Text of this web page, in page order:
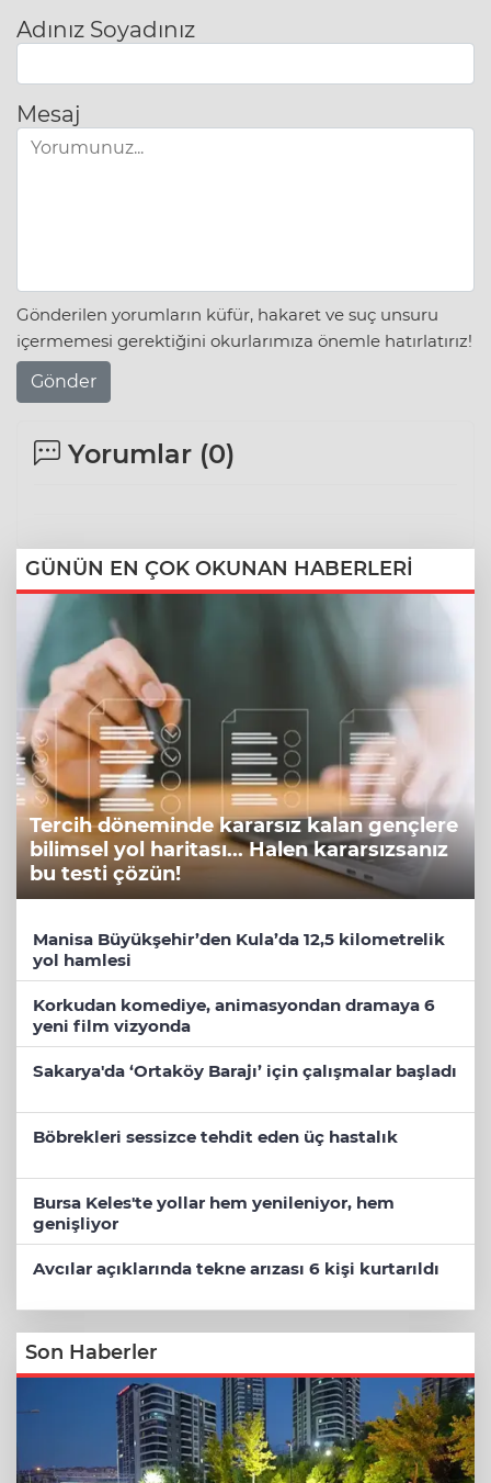
Adınız Soyadınız
Mesaj
Gönderilen yorumların küfür, hakaret ve suç unsuru
içermemesi gerektiğini okurlarımıza önemle hatırlatırız!
Gönder
Yorumlar (0)
GÜNÜN EN ÇOK OKUNAN HABERLERİ
Tercih döneminde kararsız kalan gençlere
bilimsel yol haritası... Halen kararsızsanız
bu testi çözün!
Manisa Büyükşehir’den Kula’da 12,5 kilometrelik
yol hamlesi
Korkudan komediye, animasyondan dramaya 6
yeni film vizyonda
Sakarya'da ‘Ortaköy Barajı’ için çalışmalar başladı
Böbrekleri sessizce tehdit eden üç hastalık
Bursa Keles'te yollar hem yenileniyor, hem
genişliyor
Avcılar açıklarında tekne arızası 6 kişi kurtarıldı
Son Haberler